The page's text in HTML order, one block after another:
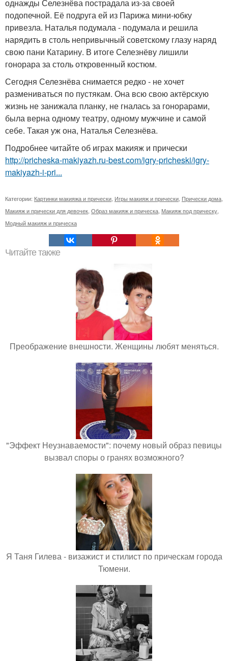
однажды Селезнёва пострадала из-за своей
подопечной. Её подруга ей из Парижа мини-юбку
привезла. Наталья подумала - подумала и решила
нарядить в столь непривычный советскому глазу наряд
свою пани Катарину. В итоге Селезнёву лишили
гонорара за столь откровенный костюм.
Сегодня Селезнёва снимается редко - не хочет
размениваться по пустякам. Она всю свою актёрскую
жизнь не занижала планку, не гналась за гонорарами,
была верна одному театру, одному мужчине и самой
себе. Такая уж она, Наталья Селезнёва.
Подробнее читайте об играх макияж и прически
http://pricheska-makiyazh.ru-best.com/igry-pricheski/igry-
makiyazh-i-pri...
Категории: Картинки макияжа и прически Игры макияж и прически Прически дома
Макияж и прически для девочек Образ макияж и прическа Макияж под прическу
Модный макияж и прическа
Читайте также
Преображение внешности. Женщины любят меняться.
"Эффект Неузнаваемости": почему новый образ певицы
вызвал споры о гранях возможного?
Я Таня Гилева - визажист и стилист по прическам города
Тюмени.